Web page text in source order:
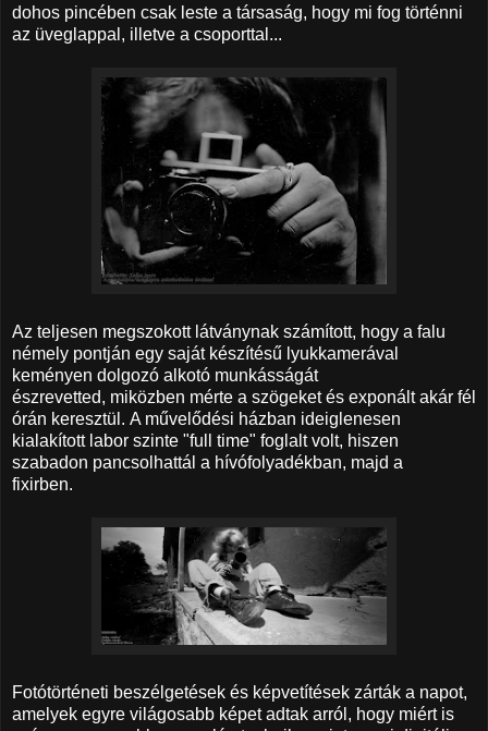
dohos pincében csak leste a társaság, hogy mi fog történni
az üveglappal, illetve a csoporttal...
Az teljesen megszokott látványnak számított, hogy a falu
némely pontján egy saját készítésű lyukkamerával
keményen dolgozó alkotó munkásságát
észrevetted, miközben mérte a szögeket és exponált akár fél
órán keresztül. A művelődési házban ideiglenesen
kialakított labor szinte "full time" foglalt volt, hiszen
szabadon pancsolhattál a hívófolyadékban, majd a
fixirben.
Fotótörténeti beszélgetések és képvetítések zárták a napot,
amelyek egyre világosabb képet adtak arról, hogy miért is